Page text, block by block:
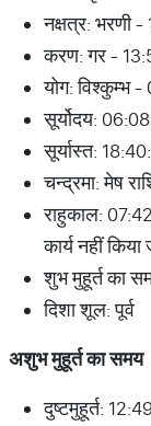
नक्षत्र: भरणी
करण: गर -
योग: विश्कुम्भ
सूर्योदय:
सूर्यास्त:
चन्द्रमा: मेष
राहुकाल:
कार्य नहीं किया
शुभ मुहूर्त का
दिशा शूल: पूर्व
अशुभमुहूर्तकासमय
दुष्टमुहूर्त: